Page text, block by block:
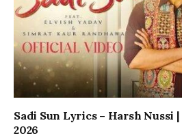
Sadi Sun Lyrics – Harsh Nussi |
2026